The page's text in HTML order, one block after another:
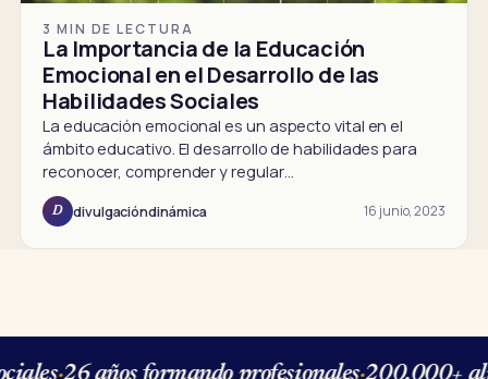
3 MIN DE LECTURA
La Importancia de la Educación
Emocional en el Desarrollo de las
Habilidades Sociales
La educación emocional es un aspecto vital en el
ámbito educativo. El desarrollo de habilidades para
reconocer, comprender y regular…
D divulgacióndinámica 16 junio, 2023